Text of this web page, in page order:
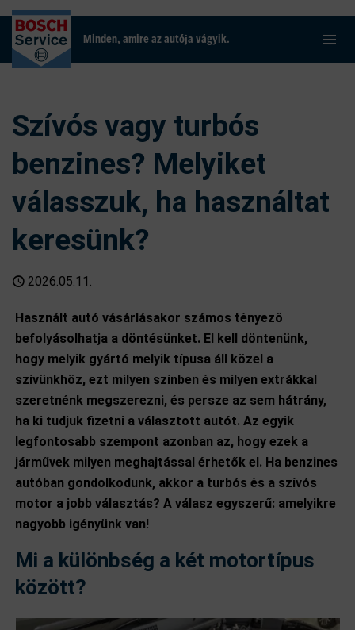
Minden, amire az autója vágyik.
Szívós vagy turbós
benzines? Melyiket
válasszuk, ha használtat
keresünk?
2026.05.11.
Használt autó vásárlásakor számos tényező
befolyásolhatja a döntésünket. El kell döntenünk,
hogy melyik gyártó melyik típusa áll közel a
szívünkhöz, ezt milyen színben és milyen extrákkal
szeretnénk megszerezni, és persze az sem hátrány,
ha ki tudjuk fizetni a választott autót. Az egyik
legfontosabb szempont azonban az, hogy ezek a
járművek milyen meghajtással érhetők el. Ha benzines
autóban gondolkodunk, akkor a turbós és a szívós
motor a jobb választás? A válasz egyszerű: amelyikre
nagyobb igényünk van!
Mi a különbség a két motortípus
között?